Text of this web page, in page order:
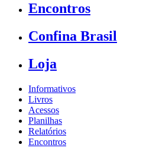
Encontros
Confina Brasil
Loja
Informativos
Livros
Acessos
Planilhas
Relatórios
Encontros